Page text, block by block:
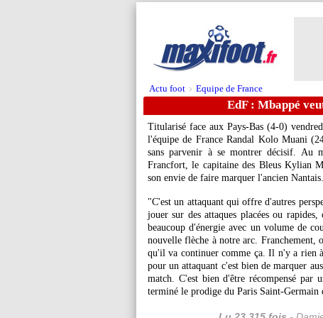
Actu foot > Equipe de France
EdF : Mbappé
Titularisé face aux Pays-Bas (4-0)
l'équipe de France Randal Kolo Muani
sans parvenir à se montrer décisif. Au
Francfort, le capitaine des Bleus Kylian
son envie de faire marquer l'ancien Nantais.
"C'est un attaquant qui offre d'autres
jouer sur des attaques placées ou
beaucoup d'énergie avec un volume de
nouvelle flèche à notre arc. Franchement,
qu'il va continuer comme ça. Il n'y a rien
pour un attaquant c'est bien de marquer
match. C'est bien d'être récompensé
terminé le prodige du Paris Saint-Germain